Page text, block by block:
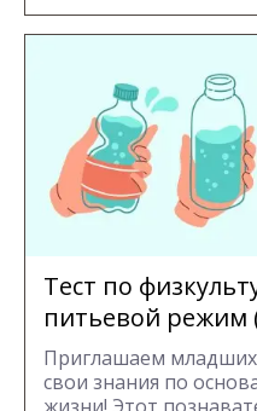
Тест по
питьевой режим
Приглашаем
свои знания по